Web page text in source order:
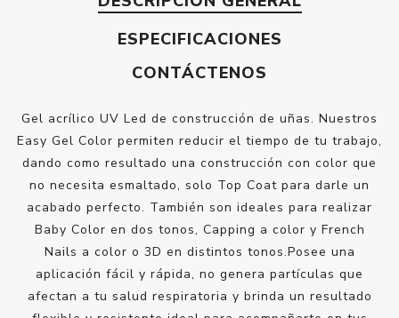
ESPECIFICACIONES
CONTÁCTENOS
Gel acrílico UV Led de construcción de uñas. Nuestros
Easy Gel Color permiten reducir el tiempo de tu trabajo,
dando como resultado una construcción con color que
no necesita esmaltado, solo Top Coat para darle un
acabado perfecto. También son ideales para realizar
Baby Color en dos tonos, Capping a color y French
Nails a color o 3D en distintos tonos.Posee una
aplicación fácil y rápida, no genera partículas que
afectan a tu salud respiratoria y brinda un resultado